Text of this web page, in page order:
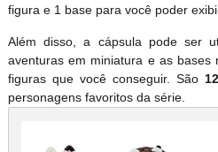
figura e 1 base para você poder
Além disso, a cápsula pode ser
aventuras em miniatura e as bases
figuras que você conseguir. São
personagens favoritos da série.